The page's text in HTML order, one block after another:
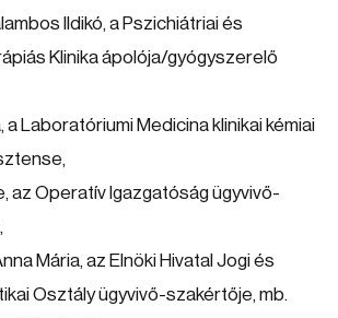
Ildikó, a Pszichiátriai és
Klinika ápolója/gyógyszerelő
a Laboratóriumi Medicina klinikai kémiai
az Operatív Igazgatóság ügyvivő-
Mária, az Elnöki Hivatal Jogi és
Osztály ügyvivő-szakértője, mb.